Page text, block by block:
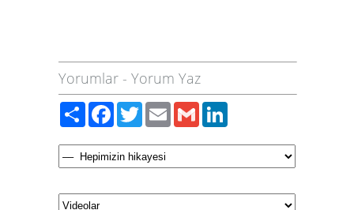
Yorumlar - Yorum Yaz
PaylaşFacebook
TwitterEmailGmail